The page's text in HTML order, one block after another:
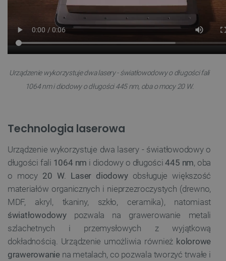
Urządzenie wykorzystuje dwa lasery - światłowodowy o długości fali
1064 nm i diodowy o długości 445 nm, oba o mocy 20 W.
Technologia laserowa
Urządzenie wykorzystuje dwa lasery - światłowodowy o
długości fali 1064 nm i diodowy o długości445 nm, oba
o mocy 20 W. Laser diodowyobsługuje większość
materiałów organicznych i nieprzezroczystych (drewno,
MDF, akryl, tkaniny, szkło, ceramika), natomiast
światłowodowypozwala na grawerowanie metali
szlachetnych i przemysłowych z wyjątkową
dokładnością. Urządzenie umożliwia również kolorowe
grawerowaniena metalach, co pozwala tworzyć trwałe i